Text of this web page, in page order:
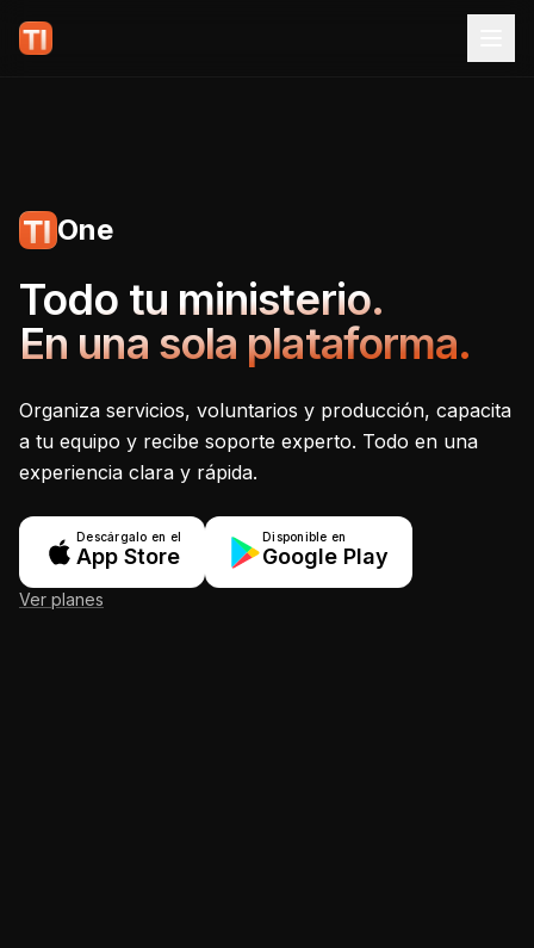
One
Tecnoiglesia One -
Todo tu ministerio.
En una sola plataforma.
Organiza servicios, voluntarios y producción, capacita
a tu equipo y recibe soporte experto. Todo en una
experiencia clara y rápida.
Descárgalo en el
App Store
Disponible en
Google Play
Ver planes